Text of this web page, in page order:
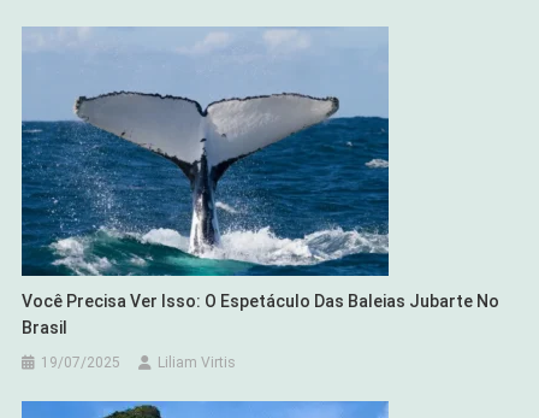
Você Precisa Ver Isso: O Espetáculo Das Baleias Jubarte No
Brasil
19/07/2025 Liliam Virtis